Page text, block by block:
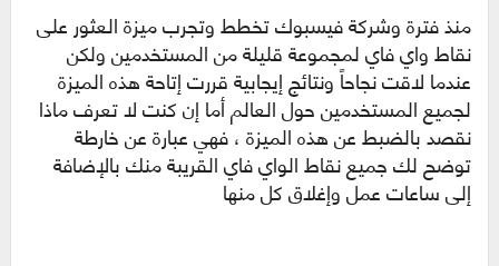
منذ فترة وشركة فيسبوك تخطط وتجرب ميزة العثور على
نقاط واي فاي لمجموعة قليلة من المستخدمين ولكن
عندما لاقت نجاحاً ونتائج إيجابية قررت إتاحة هذه الميزة
لجميع المستخدمين حول العالم أما إن كنت لا تعرف ماذا
نقصد بالضبط عن هذه الميزة ، فهي عبارة عن خارطة
توضح لك جميع نقاط الواي فاي القريبة منك بالإضافة
إلى ساعات عمل وإغلاق كل منها